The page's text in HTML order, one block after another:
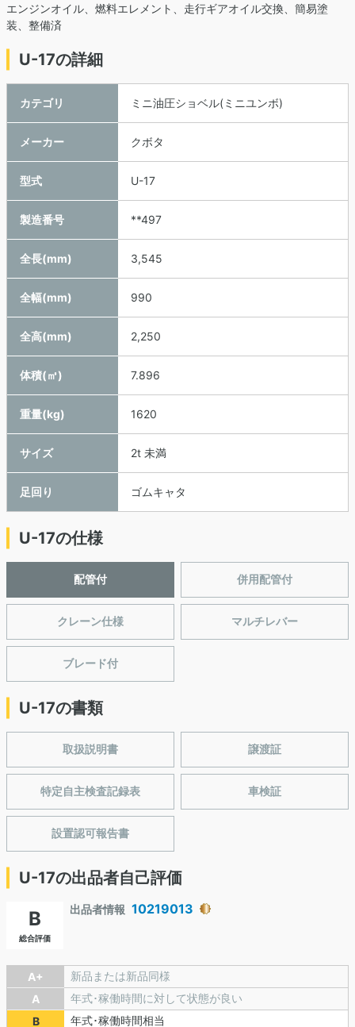
エンジンオイル、燃料エレメント、走行ギアオイル交換、簡易塗
装、整備済
U-17の詳細
カテゴリ ミニ油圧ショベル(ミニユンボ)
メーカー クボタ
型式 U-17
製造番号 **497
全長(mm) 3,545
全幅(mm) 990
全高(mm) 2,250
体積(㎥) 7.896
重量(kg) 1620
サイズ 2t 未満
足回り ゴムキャタ
U-17の仕様
配管付 併用配管付
クレーン仕様 マルチレバー
ブレード付
U-17の書類
取扱説明書 譲渡証
特定自主検査記録表 車検証
設置認可報告書
U-17の出品者自己評価
B
総合評価
出品者情報 10219013
A+
新品または新品同様
A
年式･稼働時間に対して状態が良い
B
年式･稼働時間相当